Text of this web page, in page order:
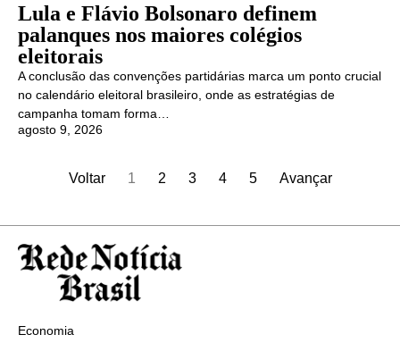
Lula e Flávio Bolsonaro definem
palanques nos maiores colégios
eleitorais
A conclusão das convenções partidárias marca um ponto crucial
no calendário eleitoral brasileiro, onde as estratégias de
campanha tomam forma…
agosto 9, 2026
Voltar 1 2 3 4 5 Avançar
Economia